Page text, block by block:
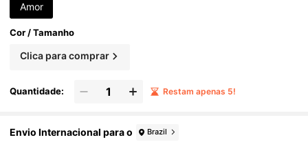
Amor
Cor / Tamanho
Clica para comprar
Quantidade: Restam apenas 5!
Envio Internacional para o Brazil